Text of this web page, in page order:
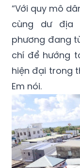
“Với quy mô
cùng dư địa
phương đang
chí để hướng
hiện đại trong
Em nói.